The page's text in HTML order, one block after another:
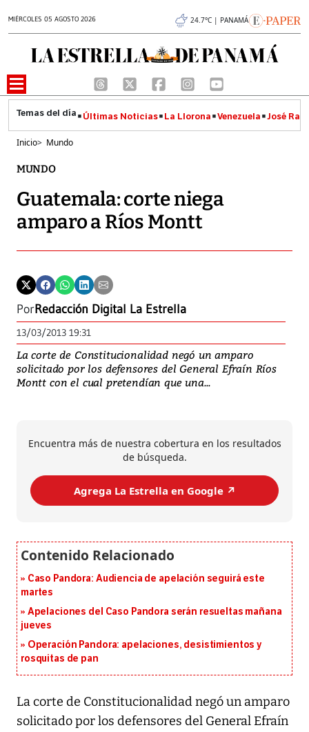
MIÉRCOLES 05 AGOSTO 2026 24.7°C | PANAMÁ
Últimas Noticias La Llorona Venezuela José
Inicio> Mundo
MUNDO
Guatemala: corte niega
amparo a Ríos Montt
PorRedacción Digital La Estrella
13/03/2013 19:31
La corte de Constitucionalidad negó un amparo
solicitado por los defensores del General Efraín Ríos
Montt con el cual pretendían que una...
Encuentra más de nuestra cobertura en los resultados
de búsqueda.
Agrega La Estrella en Google ↗️
Caso Pandora: Audiencia de apelación seguirá este
martes
Apelaciones del Caso Pandora serán resueltas mañana
jueves
Operación Pandora: apelaciones, desistimientos y
rosquitas de pan
La corte de Constitucionalidad negó un amparo
solicitado por los defensores del General Efraín